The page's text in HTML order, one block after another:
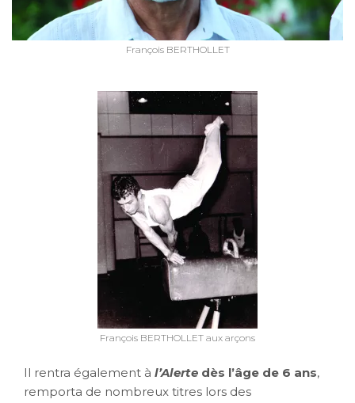
François BERTHOLLET
François BERTHOLLET aux arçons
Il rentra également à l’Alerte dès l’âge de 6 ans,
remporta de nombreux titres lors des